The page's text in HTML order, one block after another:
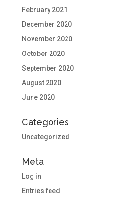
February 2021
December 2020
November 2020
October 2020
September 2020
August 2020
June 2020
Categories
Uncategorized
Meta
Log in
Entries feed